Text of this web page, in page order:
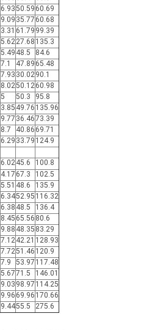
6.9350.59 60.69
9.09 35.77 60.68
3.31 61.79 99.39
5.6227.68 135.3
5.49 48.5
84.6
7.1 47.89 65.48
7.93 30.0290.1
8.0250.1260.98
5 50.3
95.8
3.85 49.76 135.96
9.77 36.4673.39
8.7 40.86 69.71
6.29 33.79 124.9
6.0245.6
100.8
4.17 67.3
102.5
5.51 48.6
135.9
6.3452.95 116.32
6.38 48.5
136.4
8.45 65.56 80.6
9.88 48.35 83.29
7.1242.21 128.93
7.7251.46 120.9
7.9 53.97 117.48
5.6771.5
146.01
9.03 98.97 114.25
9.96 69.96 170.66
9.4455.5 275.6